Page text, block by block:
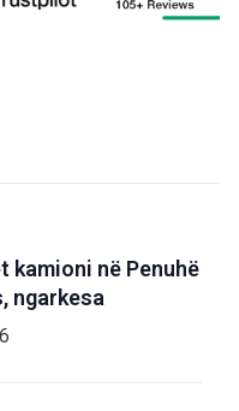
kamioni në Penuhë
ngarkesa